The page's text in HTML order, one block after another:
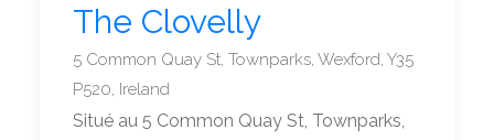
The Clovelly
5 Common Quay St, Townparks, Wexford, Y35
P520, Ireland
Situé au 5 Common Quay St, Townparks,